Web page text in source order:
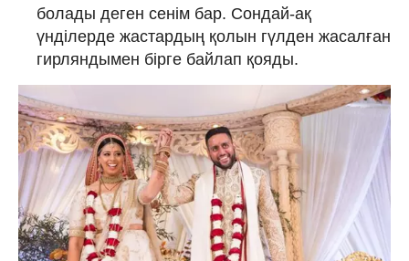
болады деген сенім бар. Сондай-ақ
үнділерде жастардың қолын гүлден жасалған
гирляндымен бірге байлап қояды.